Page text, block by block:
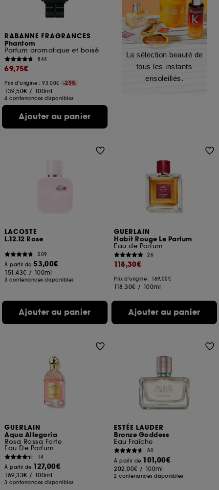
RABANNE FRAGRANCES
Phantom
Parfum aromatique et boisé
844
69,75€
Prix d'origine : 93,00€ -25%
139,50€ / 100ml
4 contenances disponibles
Ajouter au panier
La sélection beauté de
tous les instants
ensoleillés.
LACOSTE
L.12.12 Rose
209
À partir de53,00€
151,43€ / 100ml
3 contenances disponibles
Ajouter au panier
GUERLAIN
Habit Rouge Le Parfum
Eau de Parfum
26
118,30€
Prix d'origine : 169,00€
118,30€ / 100ml
Ajouter au panier
GUERLAIN
Aqua Allegoria
Rosa Rossa Forte
Eau De Parfum
14
À partir de 127,00€
169,33€ / 100ml
3 contenances disponibles
ESTÉE LAUDER
Bronze Goddess
Eau Fraîche
80
À partir de 101,00€
202,00€ / 100ml
2 contenances disponibles